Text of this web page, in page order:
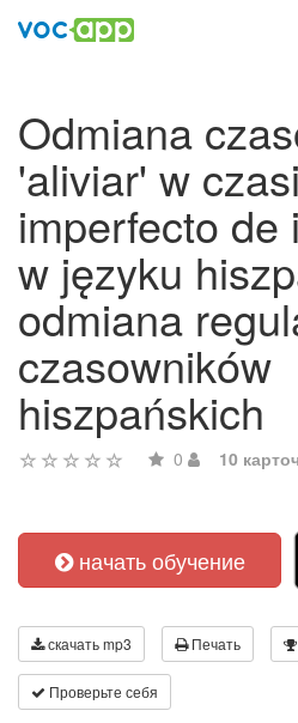
Odmiana
'aliviar' w
imperfecto de
w języku
odmiana
czasowników
hiszpańskich
0 10
начать обучение
скачать mp3 Печать
Проверьте себя